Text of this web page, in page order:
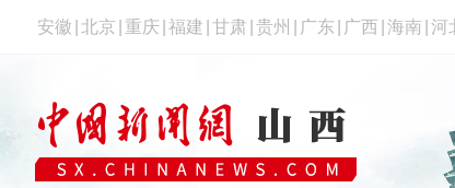
安徽 北京 重庆 福建 甘肃 贵州 广东 广西 海南 河